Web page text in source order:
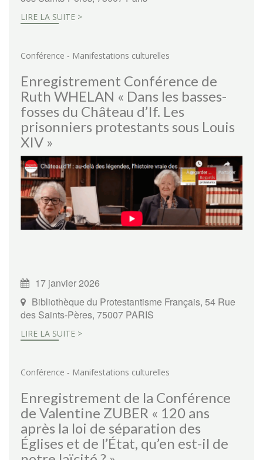
LIRE LA SUITE >
Conférence - Manifestations culturelles
Enregistrement Conférence de
Ruth WHELAN « Dans les basses-
fosses du Château d’If. Les
prisonniers protestants sous Louis
XIV »
17 janvier 2026
Bibliothèque du Protestantisme Français, 54 Rue
des Saints-Pères, 75007 PARIS
LIRE LA SUITE >
Conférence - Manifestations culturelles
Enregistrement de la Conférence
de Valentine ZUBER « 120 ans
après la loi de séparation des
Églises et de l’État, qu’en est-il de